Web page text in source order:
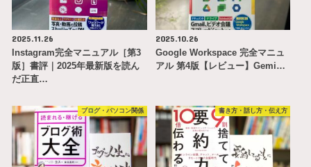
2025.11.26
Instagram完全マニュアル［第3
版］書評｜2025年最新版を読ん
だ正直…
2025.10.26
Google Workspace 完全マニュ
アル 第4版【レビュー】Gemi…
ブログ・パソコン関係 書き方・話し方・伝え方